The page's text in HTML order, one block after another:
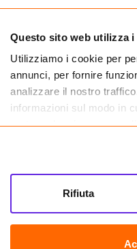
Questo sito web utilizza i
Utilizziamo i cookie per
annunci, per fornire
analizzare il nostro
informazioni sul modo in
partner che si occupano
informazioni che hai
tuo utilizzo dei loro servizi.
Rifiuta
Farma.it S.a.s. P. IVA 07417261216
CREDITS
Sede legale Via delle Repubbliche